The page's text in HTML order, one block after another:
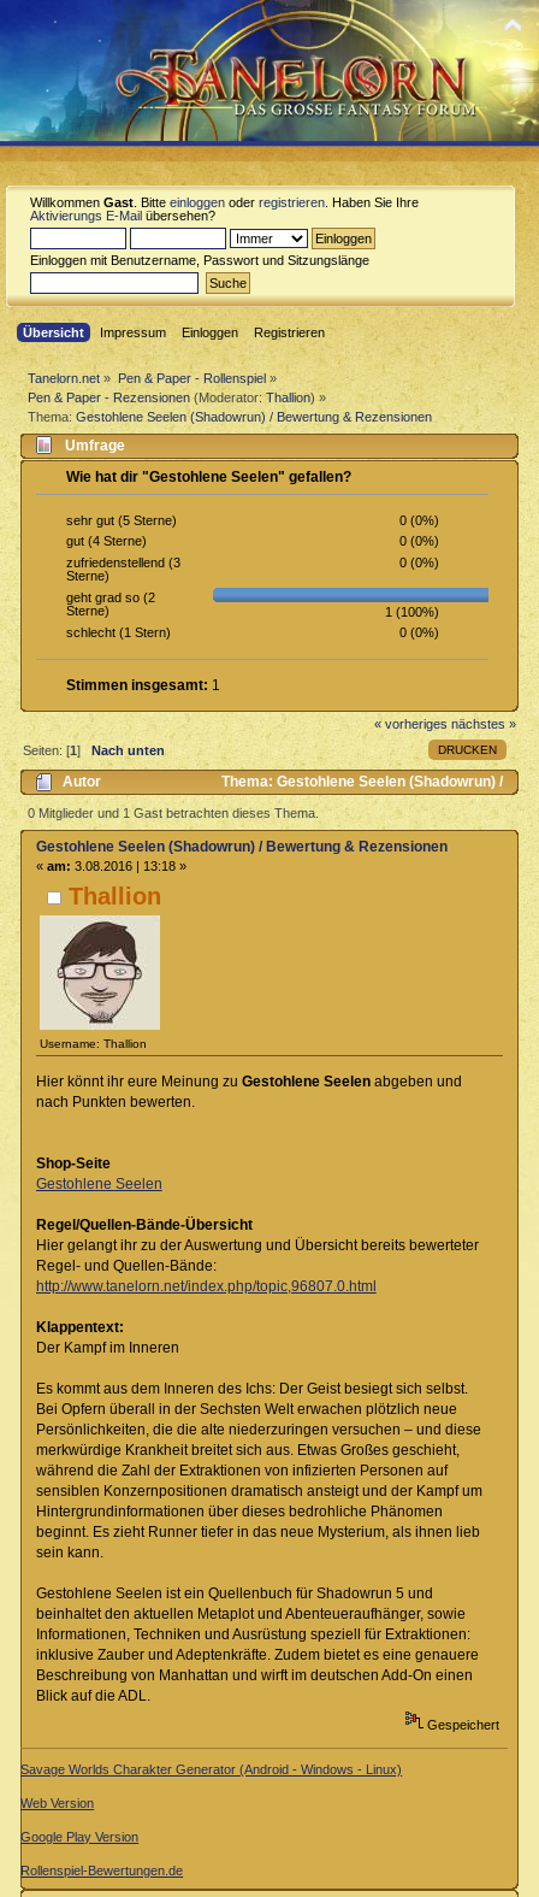
Willkommen Gast . Bitte einloggen oder registrieren . Haben Sie Ihre
Aktivierungs E-Mail übersehen?
Einloggen mit Benutzername, Passwort und Sitzungslänge
Übersicht Impressum Einloggen Registrieren
Tanelorn.net » Pen & Paper - Rollenspiel»
Pen & Paper - Rezensionen(Moderator:Thallion) »
Thema:Gestohlene Seelen (Shadowrun) / Bewertung & Rezensionen
Umfrage
Wie hat dir "Gestohlene Seelen" gefallen?
sehr gut (5 Sterne)
0 (0%)
gut (4 Sterne)
0 (0%)
zufriedenstellend (3
Sterne)
0 (0%)
geht grad so (2
Sterne)
1 (100%)
schlecht (1 Stern)
0 (0%)
Stimmen insgesamt: 1
« vorheriges nächstes »
DRUCKEN
Seiten: [1] Nach unten
Autor
Thema: Gestohlene Seelen (Shadowrun) /
Bewertung & Rezensionen (Gelesen 2658 mal)
0 Mitglieder und 1 Gast betrachten dieses Thema.
Thallion
Username: Thallion
Gestohlene Seelen (Shadowrun) / Bewertung & Rezensionen
« am: 3.08.2016 | 13:18 »
Hier könnt ihr eure Meinung zu Gestohlene Seelenabgeben und
nach Punkten bewerten.
Shop-Seite
Gestohlene Seelen
Regel/Quellen-Bände-Übersicht
Hier gelangt ihr zu der Auswertung und Übersicht bereits bewerteter
Regel- und Quellen-Bände:
http://www.tanelorn.net/index.php/topic,96807.0.html
Klappentext:
Der Kampf im Inneren
Es kommt aus dem Inneren des Ichs: Der Geist besiegt sich selbst.
Bei Opfern überall in der Sechsten Welt erwachen plötzlich neue
Persönlichkeiten, die die alte niederzuringen versuchen – und diese
merkwürdige Krankheit breitet sich aus. Etwas Großes geschieht,
während die Zahl der Extraktionen von infizierten Personen auf
sensiblen Konzernpositionen dramatisch ansteigt und der Kampf um
Hintergrundinformationen über dieses bedrohliche Phänomen
beginnt. Es zieht Runner tiefer in das neue Mysterium, als ihnen lieb
sein kann.
Gestohlene Seelen ist ein Quellenbuch für Shadowrun 5 und
beinhaltet den aktuellen Metaplot und Abenteueraufhänger, sowie
Informationen, Techniken und Ausrüstung speziell für Extraktionen:
inklusive Zauber und Adeptenkräfte. Zudem bietet es eine genauere
Beschreibung von Manhattan und wirft im deutschen Add-On einen
Blick auf die ADL.
Gespeichert
Savage Worlds Charakter Generator (Android - Windows - Linux)
Web Version
Google Play Version
Rollenspiel-Bewertungen.de